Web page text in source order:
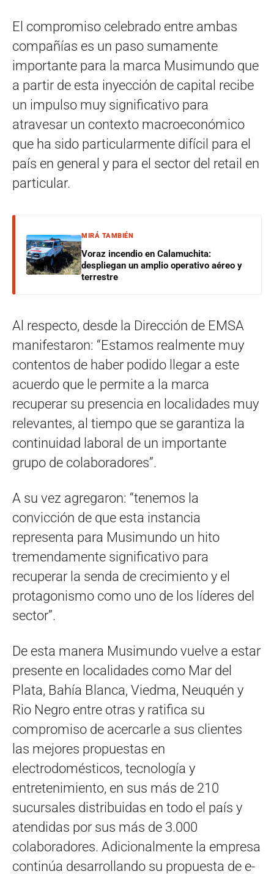
El compromiso celebrado entre ambas
compañías es un paso sumamente
importante para la marca Musimundo que
a partir de esta inyección de capital recibe
un impulso muy significativo para
atravesar un contexto macroeconómico
que ha sido particularmente difícil para el
país en general y para el sector del retail en
particular.
MIRÁ TAMBIÉN
Voraz incendio en Calamuchita:
despliegan un amplio operativo aéreo y
terrestre
Al respecto, desde la Dirección de EMSA
manifestaron: “Estamos realmente muy
contentos de haber podido llegar a este
acuerdo que le permite a la marca
recuperar su presencia en localidades muy
relevantes, al tiempo que se garantiza la
continuidad laboral de un importante
grupo de colaboradores”.
A su vez agregaron: “tenemos la
convicción de que esta instancia
representa para Musimundo un hito
tremendamente significativo para
recuperar la senda de crecimiento y el
protagonismo como uno de los líderes del
sector”.
De esta manera Musimundo vuelve a estar
presente en localidades como Mar del
Plata, Bahía Blanca, Viedma, Neuquén y
Rio Negro entre otras y ratifica su
compromiso de acercarle a sus clientes
las mejores propuestas en
electrodomésticos, tecnología y
entretenimiento, en sus más de 210
sucursales distribuidas en todo el país y
atendidas por sus más de 3.000
colaboradores. Adicionalmente la empresa
continúa desarrollando su propuesta de e-